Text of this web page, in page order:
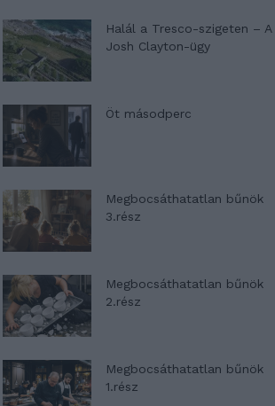
Halál a Tresco-szigeten – A
Josh Clayton-ügy
Öt másodperc
Megbocsáthatatlan bűnök
3.rész
Megbocsáthatatlan bűnök
2.rész
Megbocsáthatatlan bűnök
1.rész